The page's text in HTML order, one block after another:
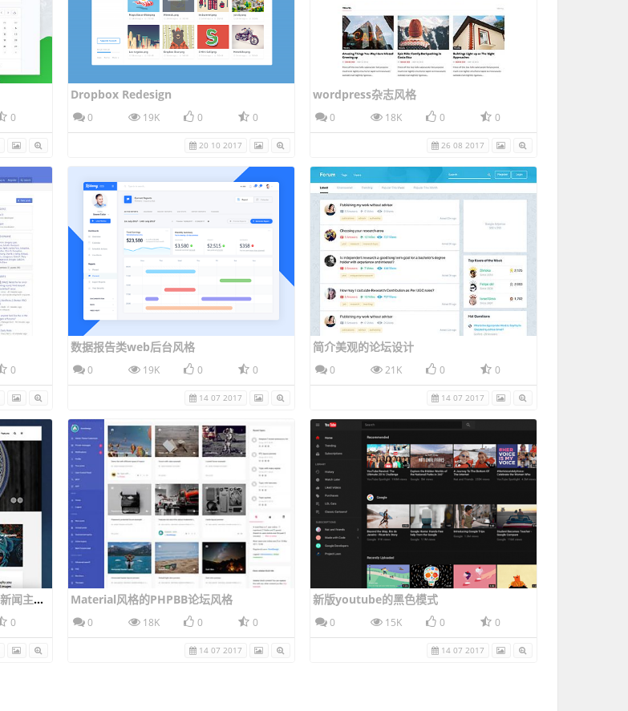
0
Dropbox Redesign
0 19K 0 0
20 10 2017
wordpress杂志风格
0 18K 0 0
26 08 2017
0
数据报告类web后台风格
0 19K 0 0
14 07 2017
简介美观的论坛设计
0 21K 0 0
14 07 2017
Gridlove - 卡片风格的wordpress新闻主题风格
0
Material风格的PHPBB论坛风格
0 18K 0 0
14 07 2017
新版youtube的黑色模式
0 15K 0 0
14 07 2017